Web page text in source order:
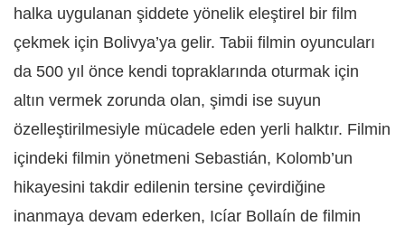
halka uygulanan şiddete yönelik eleştirel bir film
çekmek için Bolivya’ya gelir. Tabii filmin oyuncuları
da 500 yıl önce kendi topraklarında oturmak için
altın vermek zorunda olan, şimdi ise suyun
özelleştirilmesiyle mücadele eden yerli halktır. Filmin
içindeki filmin yönetmeni Sebastián, Kolomb’un
hikayesini takdir edilenin tersine çevirdiğine
inanmaya devam ederken, Icíar Bollaín de filmin